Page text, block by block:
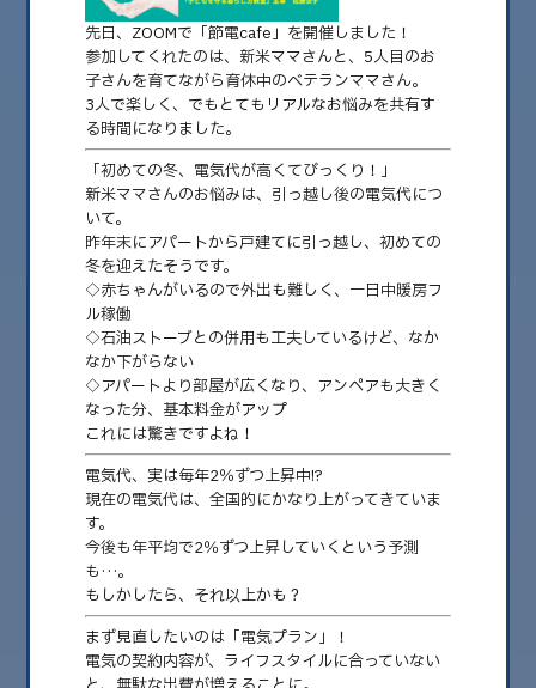
こんにちは！ 100年後も平和で豊かな未来につながる「今」を丁寧に生きる
に挑戦中 新潟県長岡市栃尾の……
2026.08
2026.07
2026.06
2026.05
2026.04
2026.03
2026.02
2026.01
2025.12
2025.11
2025.10
先日、ZOOMで「節電cafe」を開催しました！
参加してくれたのは、新米ママさんと、5人目のお
子さんを育てながら育休中のベテランママさん。
3人で楽しく、でもとてもリアルなお悩みを共有す
る時間になりました。
「初めての冬、電気代が高くてびっくり！」
新米ママさんのお悩みは、引っ越し後の電気代につ
いて。
昨年末にアパートから戸建てに引っ越し、初めての
冬を迎えたそうです。
◇赤ちゃんがいるので外出も難しく、一日中暖房フ
ル稼働
◇石油ストーブとの併用も工夫しているけど、なか
なか下がらない
◇アパートより部屋が広くなり、アンペアも大きく
なった分、基本料金がアップ
これには驚きですよね！
電気代、実は毎年2％ずつ上昇中!?
現在の電気代は、全国的にかなり上がってきていま
す。
今後も年平均で2％ずつ上昇していくという予測
も…。
もしかしたら、それ以上かも？
まず見直したいのは「電気プラン」！
電気の契約内容が、ライフスタイルに合っていない